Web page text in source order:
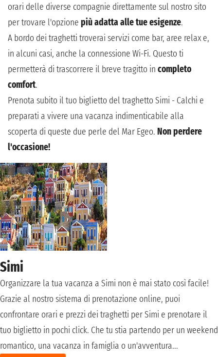
orari delle diverse compagnie direttamente sul nostro sito
per trovare l'opzione più adatta alle tue esigenze.
A bordo dei traghetti troverai servizi come bar, aree relax e,
in alcuni casi, anche la connessione Wi-Fi. Questo ti
permetterà di trascorrere il breve tragitto in completo
comfort.
Prenota subito il tuo biglietto del traghetto Simi - Calchi e
preparati a vivere una vacanza indimenticabile alla
scoperta di queste due perle del Mar Egeo. Non perdere
l'occasione!
Simi
Organizzare la tua vacanza a Simi non è mai stato così facile!
Grazie al nostro sistema di prenotazione online, puoi
confrontare orari e prezzi dei traghetti per Simi e prenotare il
tuo biglietto in pochi click. Che tu stia partendo per un weekend
romantico, una vacanza in famiglia o un'avventura...